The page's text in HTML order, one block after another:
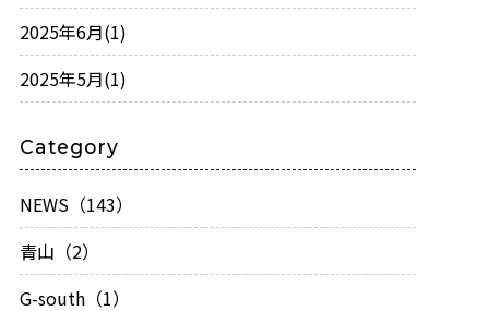
2025年6月(1)
2025年5月(1)
Category
NEWS（143）
青山（2）
G-south（1）